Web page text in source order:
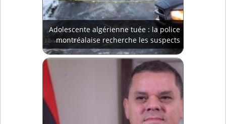
Adolescente algérienne tuée : la police
montréalaise recherche les suspects